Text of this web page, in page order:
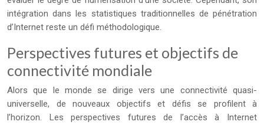
intégration dans les statistiques traditionnelles de pénétration
d’Internet reste un défi méthodologique.
Perspectives futures et objectifs de
connectivité mondiale
Alors que le monde se dirige vers une connectivité quasi-
universelle, de nouveaux objectifs et défis se profilent à
l’horizon. Les perspectives futures de l’accès à Internet